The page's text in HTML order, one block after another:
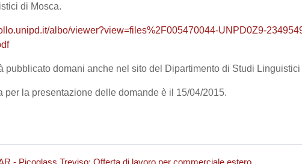
di Mosca.
albo/viewer?view=files%2F005470044-UNPD0Z9-
pubblicato domani anche nel sito del Dipartimento di Studi Linguistici
per la presentazione delle domande è il 15/04/2015.
- Picoglass Treviso: Offerta di lavoro per commerciale estero